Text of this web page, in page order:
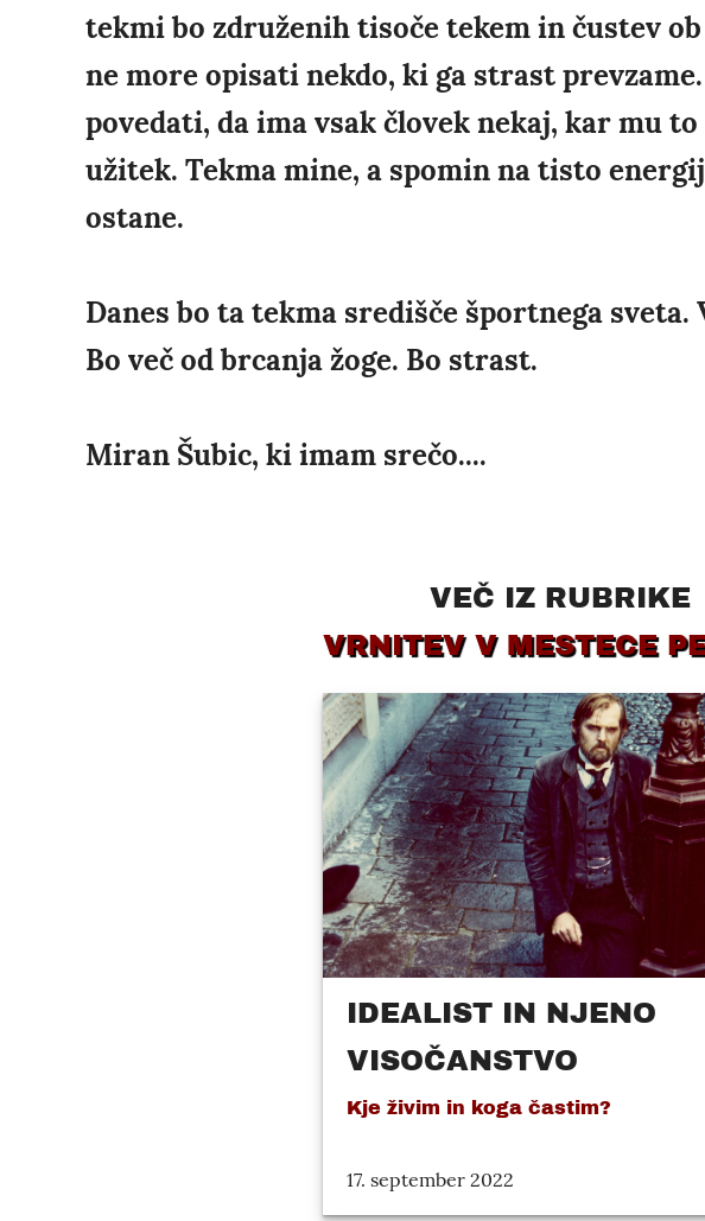
tekmi bo združenih tisoče tekem in čustev
ne more opisati nekdo, ki ga strast
povedati, da ima vsak človek nekaj, kar mu
užitek. Tekma mine, a spomin na tisto
ostane.
Danes bo ta tekma središče športnega sveta.
Bo več od brcanja žoge. Bo strast.
Miran Šubic, ki imam srečo....
VEČ IZ RUBRIKE
VRNITEV V MESTECE
IDEALIST IN NJENO
VISOČANSTVO
Kje živim in koga častim?
17. september 2022